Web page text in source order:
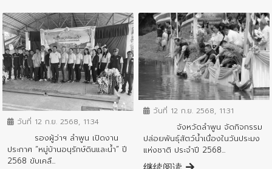
ข่าวสารจังหวัด
วันที่ 12 ก.ย. 2568, 11:34
รองผู้ว่าฯ ลำพูน เปิดงาน
ประกาศ “หมู่บ้านอนุรักษ์ดินและน้ำ” ปี
2568 ขับเคลื...
ข่าวสารจังหวัด
วันที่ 12 ก.ย. 2568, 11:31
จังหวัดลำพูน จัดกิจกรรม
ปล่อยพันธุ์สัตว์น้ำเนื่องในวันประมง
แห่งชาติ ประจำปี 2568...